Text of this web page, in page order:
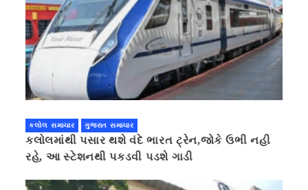
કલોલ સમાચાર ગુજરાત સમાચાર
કલોલમાંથી પસાર થશે વંદે ભારત ટ્રેન,જોકે ઉભી નહી
રહે, આ સ્ટેશનથી પકડવી પડશે ગાડી